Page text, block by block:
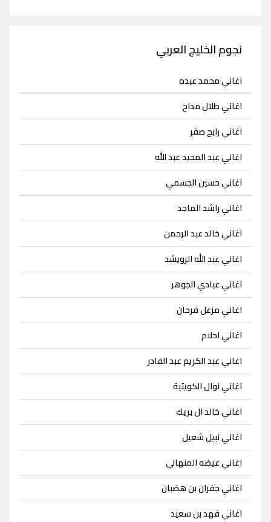
نجوم الخليج العربي
اغاني محمد عبده
اغاني طلال مداح
اغاني رابح صقر
اغاني عبد المجيد عبد الله
اغاني حسين الجسمي
اغاني راشد الماجد
اغاني خالد عبد الرحمن
اغاني عبد الله الرويشد
اغاني عبادي الجوهر
اغاني مزعل فرحان
اغاني احلام
اغاني عبد الكريم عبد القادر
اغاني نوال الكويتية
اغاني خالد ال بريك
اغاني نبيل شعيل
اغاني عيضه المنهالي
اغاني جفران بن هضبان
اغاني فهد بن سعيد